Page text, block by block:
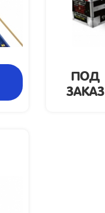
за
фасовку:
ПОД
ЗАКАЗ